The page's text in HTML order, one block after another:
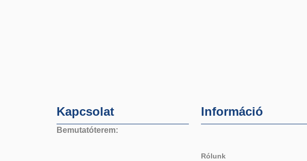
Kapcsolat
Bemutatóterem:
Információ
Rólunk